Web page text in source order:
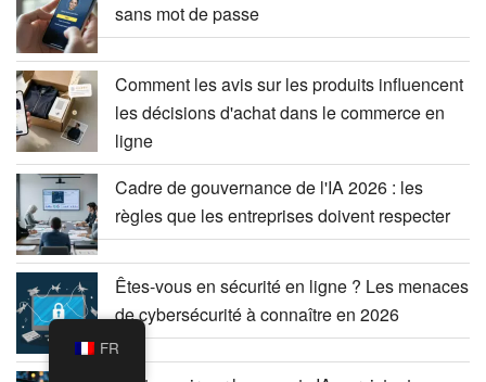
sans mot de passe
Comment les avis sur les produits influencent
les décisions d'achat dans le commerce en
ligne
Cadre de gouvernance de l'IA 2026 : les
règles que les entreprises doivent respecter
Êtes-vous en sécurité en ligne ? Les menaces
de cybersécurité à connaître en 2026
FR